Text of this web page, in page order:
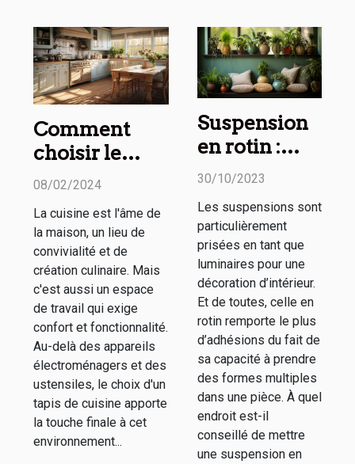
Comment
choisir le
tapis de
parfait pour
votre maison :
confort, style
et
fonctionnalité
08/02/2024
La cuisine est l'âme de
la maison, un lieu de
convivialité et de
création culinaire. Mais
c'est aussi un espace
de travail qui exige
confort et fonctionnalité.
Au-delà des appareils
électroménagers et des
ustensiles, le choix d'un
tapis de cuisine apporte
la touche finale à cet
environnement...
Suspension
en rotin :
comment
dans sa
décoration
d’intérieur ?
30/10/2023
Les suspensions sont
particulièrement
prisées en tant que
luminaires pour une
décoration d’intérieur.
Et de toutes, celle en
rotin remporte le plus
d’adhésions du fait de
sa capacité à prendre
des formes multiples
dans une pièce. À quel
endroit est-il
conseillé de mettre
une suspension en